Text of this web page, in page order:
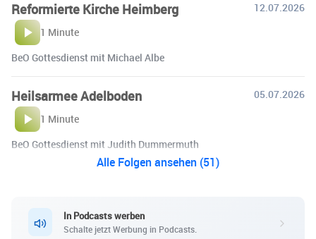
Reformierte Kirche Heimberg
12.07.2026
1 Minute
BeO Gottesdienst mit Michael Albe
Heilsarmee Adelboden
05.07.2026
1 Minute
BeO Gottesdienst mit Judith Dummermuth
Alle Folgen ansehen (51)
In Podcasts werben
Schalte jetzt Werbung in Podcasts.